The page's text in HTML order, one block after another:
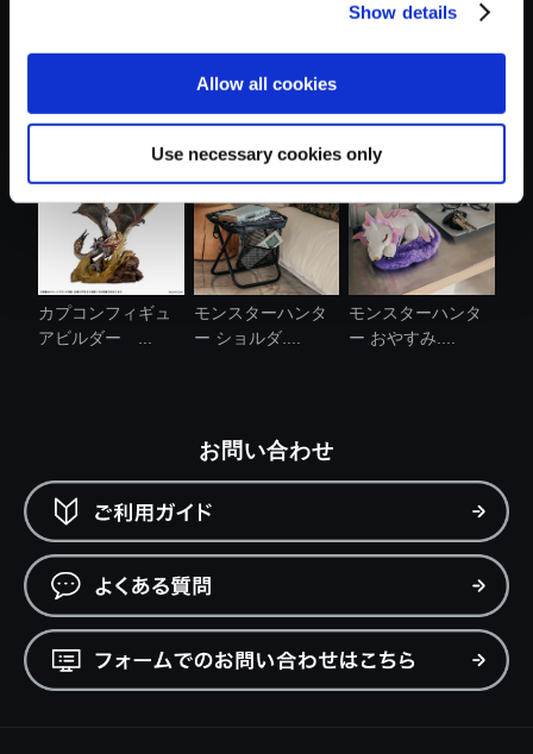
Show details
Allow all cookies
Use necessary cookies only
amiibo グレース・
カプコンフィギュ
アビルダー ...
モンスターハンタ
ー ショルダ....
モンスターハンタ
ー おやすみ....
お問い合わせ